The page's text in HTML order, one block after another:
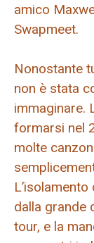
amico
Swapmeet.
Nonostante
non è stata
immaginare.
formarsi nel
molte
dalla grande
tour, e la